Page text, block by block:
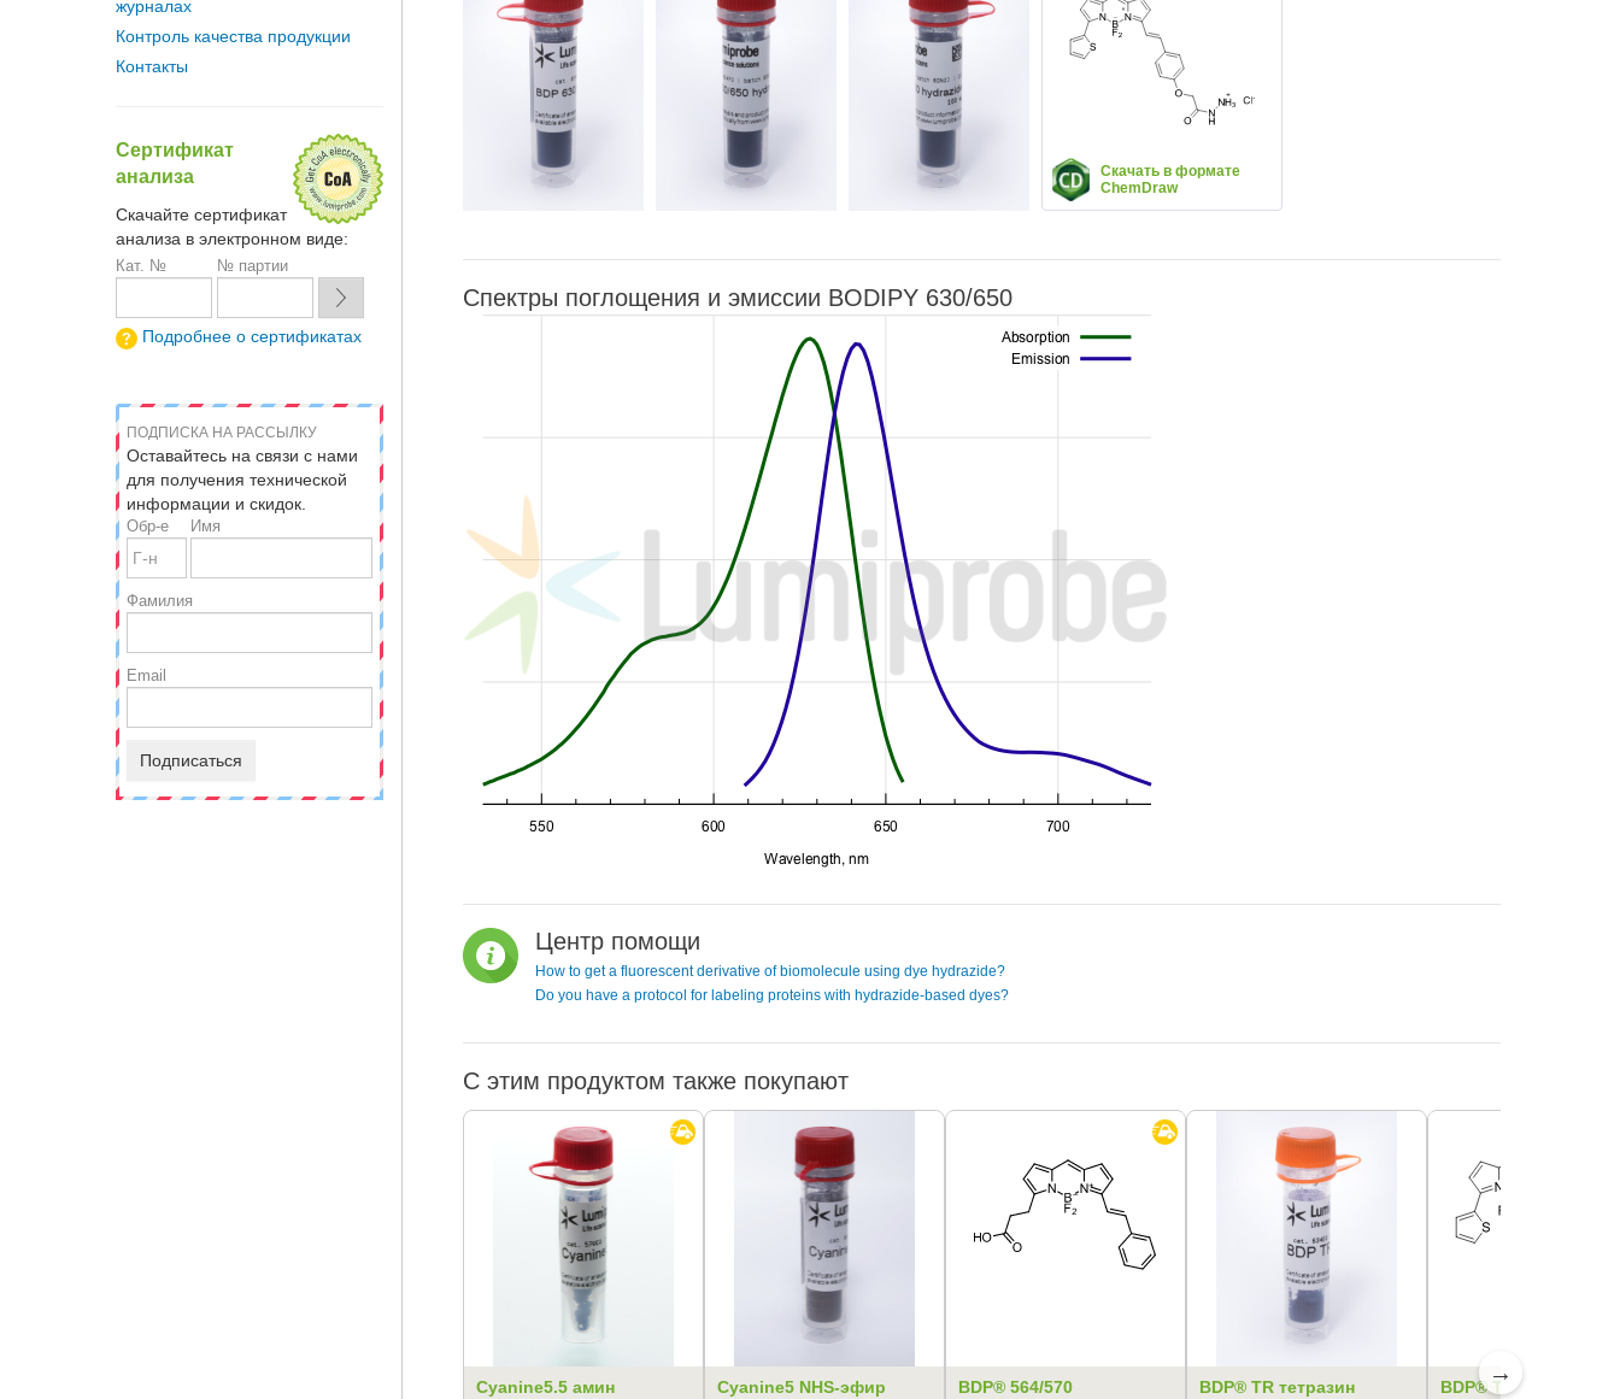
Скачать в формате
ChemDraw
Спектры поглощения и эмиссии BODIPY 630/650
Центр помощи
How to get a fluorescent derivative of biomolecule using dye hydrazide?
Do you have a protocol for labeling proteins with hydrazide-based dyes?
С этим продуктом также покупают
Cyanine5.5 амин Cyanine5 NHS-эфир
BDP® 564/570
BDP® TR тетразин
BDP® TR карбоновая
→
журналах
Контроль качества продукции
Контакты
Сертификат
анализа
Скачайте сертификат
анализа в электронном виде:
Кат. № № партии
Подробнее о сертификатах
ПОДПИСКА НА РАССЫЛКУ
Оставайтесь на связи с нами
для получения технической
информации и скидок.
Обр-е Имя
Фамилия
Email
Подписаться